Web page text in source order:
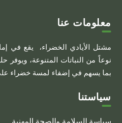
معلومات عنا
نوعاً من النباتات المتنوعة، ويوفر
بما يسهم في إضفاء لمسة خضراء
سياستنا